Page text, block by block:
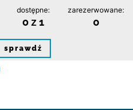
dostępne:
0 z 1
zarezerwowane:
0
sprawdź